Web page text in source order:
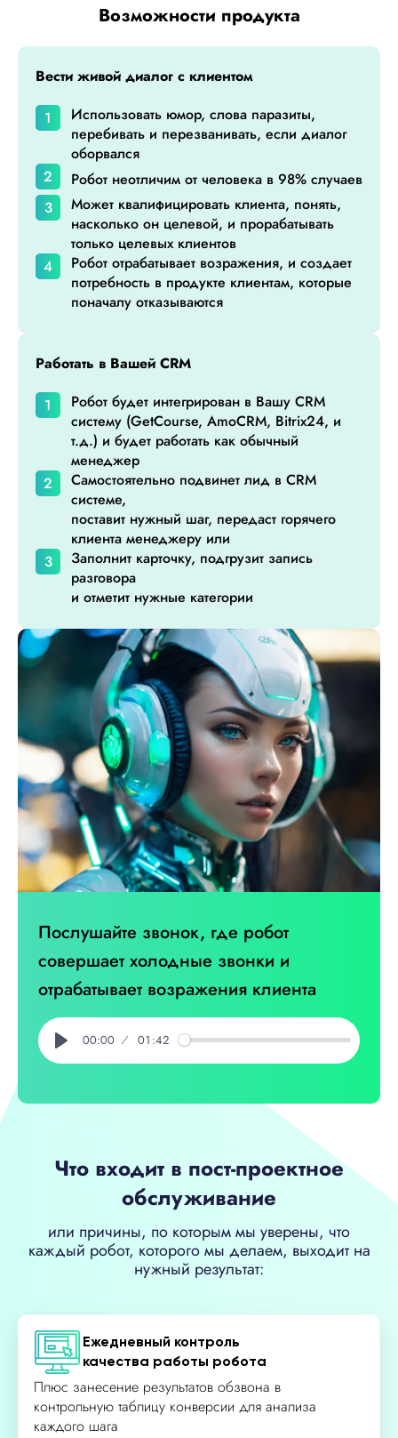
Возможности продукта
Вести живой диалог с клиентом
Использовать юмор, слова паразиты,
перебивать и перезванивать, если диалог
оборвался
Робот неотличим от человека в 98% случаев
Может квалифицировать клиента, понять,
насколько он целевой, и прорабатывать
только целевых клиентов
Робот отрабатывает возражения, и создает
потребность в продукте клиентам, которые
поначалу отказываются
Работать в Вашей CRM
Робот будет интегрирован в Вашу CRM
систему (GetCourse, AmoCRM, Bitrix24, и
т.д.) и будет работать как обычный
менеджер
Самостоятельно подвинет лид в CRM
системе,
поставит нужный шаг, передаст горячего
клиента менеджеру или
Заполнит карточку, подгрузит запись
разговора
и отметит нужные категории
Послушайте звонок, где робот
совершает холодные звонки и
отрабатывает возражения клиента
Play
00:00 01:42
Что входит в пост-проектное
обслуживание
или причины, по которым мы уверены, что
каждый робот, которого мы делаем, выходит на
нужный результат:
Ежедневный контроль
качества работы робота
Плюс занесение результатов обзвона в
контрольную таблицу конверсии для анализа
каждого шага